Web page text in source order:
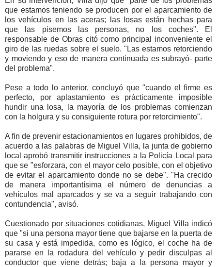
que estamos teniendo se producen por el aparcamiento de
los vehículos en las aceras; las losas están hechas para
que las pisemos las personas, no los coches". El
responsable de Obras citó como principal inconveniente el
giro de las ruedas sobre el suelo. "Las estamos retorciendo
y moviendo y eso de manera continuada es subrayó- parte
del problema".
Pese a todo lo anterior, concluyó que "cuando el firme es
perfecto, por aplastamiento es prácticamente imposible
hundir una losa, la mayoría de los problemas comienzan
con la holgura y su consiguiente rotura por retorcimiento".
A fin de prevenir estacionamientos en lugares prohibidos, de
acuerdo a las palabras de Miguel Villa, la junta de gobierno
local aprobó transmitir instrucciones a la Policía Local para
que se "esforzara, con el mayor celo posible, con el objetivo
de evitar el aparcamiento donde no se debe". "Ha crecido
de manera importantísima el número de denuncias a
vehículos mal aparcados y se va a seguir trabajando con
contundencia", avisó.
Cuestionado por situaciones cotidianas, Miguel Villa indicó
que "si una persona mayor tiene que bajarse en la puerta de
su casa y está impedida, como es lógico, el coche ha de
pararse en la rodadura del vehículo y pedir disculpas al
conductor que viene detrás; baja a la persona mayor y